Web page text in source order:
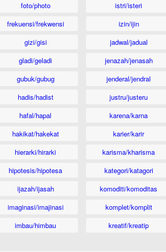
foto/photo
frekuensi/frekwensi
gizi/gisi
gladi/geladi
gubuk/gubug
hadis/hadist
hafal/hapal
hakikat/hakekat
hierarki/hirarki
hipotesis/hipotesa
ijazah/ijasah
imaginasi/imajinasi
imbau/himbau
istri/isteri
izin/ijin
jadwal/jadual
jenazah/jenasah
jenderal/jendral
justru/justeru
karena/karna
karier/karir
karisma/kharisma
kategori/katagori
komoditi/komoditas
komplet/komplit
kreatif/kreatip